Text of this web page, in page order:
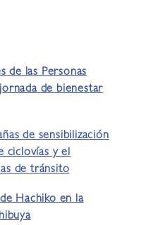
de las Personas
de bienestar
de sensibilización
ciclovías y el
de tránsito
Hachiko en la